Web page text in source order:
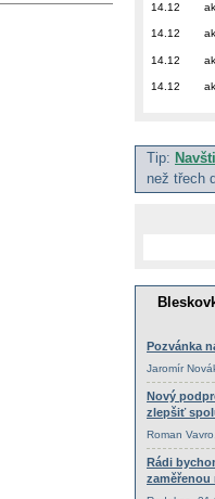
14.12
14.12
14.12
14.12
Tip:
než třech